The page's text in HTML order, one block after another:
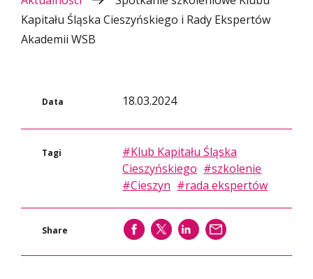
Kapitału Śląska Cieszyńskiego i Rady Ekspertów
Akademii WSB
Data 18.03.2024
Tagi
#Klub Kapitału Śląska
Cieszyńskiego #szkolenie
#Cieszyn #rada ekspertów
Share SHARE SHARE SHARE